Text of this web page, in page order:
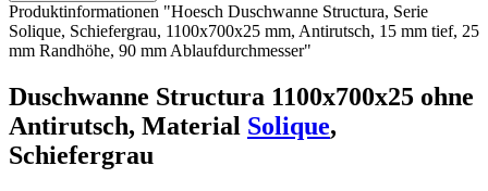
Produktinformationen "Hoesch Duschwanne Structura, Serie
Solique, Schiefergrau, 1100x700x25 mm, Antirutsch, 15 mm tief, 25
mm Randhöhe, 90 mm Ablaufdurchmesser"
Duschwanne Structura 1100x700x25 ohne
Antirutsch, Material Solique,
Schiefergrau